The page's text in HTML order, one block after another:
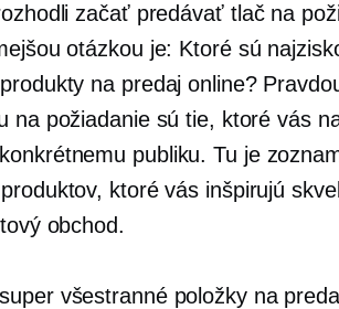
začať predávať tlač na
otázkou je: Ktoré sú
produkty na predaj online?
na požiadanie sú tie, ktoré vás
publiku. Tu je
ktoré vás inšpirujú
obchod.
všestranné položky na